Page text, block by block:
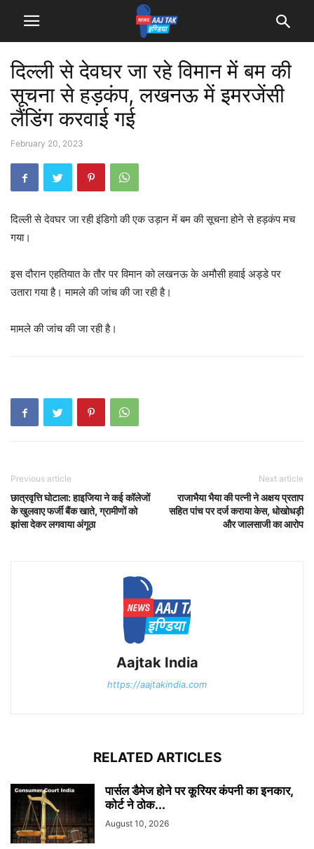
दिल्ली से देवघर जा रहे विमान में बम की
सूचना से हड़कंप, लखनऊ में इमरजेंसी
लैंडिंग करवाई गई
February 20, 2023
दिल्ली से देवघर जा रही इंडिगो की एक उड़ान में बम की सूचना होने से हड़कंप मच
गया।
इस दौरान एहतियात के तौर पर विमान को लखनऊ के अमौसी हवाई अड्डे पर
उतारा गया है। मामले की जांच की जा रही है।
मामले की जांच की जा रही है।
Previous article
छात्रवृत्ति घोटाला: हाइजिया ने कई कॉलेजों
के खुलवाए फर्जी बैंक खाते, ग्रामीणों को
झांसा देकर लगवाया अंगूठा
Next article
राजाभैया भैया की पत्नी ने अक्षय प्रताप
सहित पांच पर दर्ज कराया केस, धोखोधड़ी
और जालसाजी का आरोप
Aajtak India
https://aajtakindia.com
RELATED ARTICLES
पार्सल डैमेज होने पर कूरियर कंपनी का इनकार,
कोर्ट ने ठोक...
August 10, 2026